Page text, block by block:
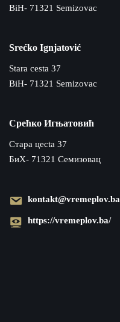
BiH- 71321 Semizovac
Srećko Ignjatović
Stara cesta 37
BiH- 71321 Semizovac
Срећко Игњатовић
Cтара цecta 37
БиХ- 71321 Семизовац
kontakt@vremeplov.ba
https://vremeplov.ba/